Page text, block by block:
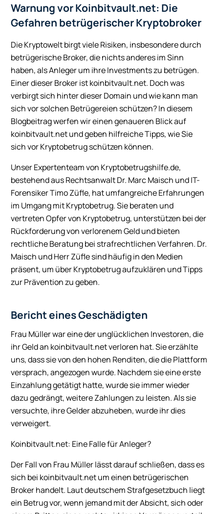
Warnung vor Koinbitvault.net: Die
Gefahren betrügerischer Kryptobroker
Die Kryptowelt birgt viele Risiken, insbesondere durch
betrügerische Broker, die nichts anderes im Sinn
haben, als Anleger um ihre Investments zu betrügen.
Einer dieser Broker ist koinbitvault.net. Doch was
verbirgt sich hinter dieser Domain und wie kann man
sich vor solchen Betrügereien schützen? In diesem
Blogbeitrag werfen wir einen genaueren Blick auf
koinbitvault.net und geben hilfreiche Tipps, wie Sie
sich vor Kryptobetrug schützen können.
Unser Expertenteam von Kryptobetrugshilfe.de,
bestehend aus Rechtsanwalt Dr. Marc Maisch und IT-
Forensiker Timo Züfle, hat umfangreiche Erfahrungen
im Umgang mit Kryptobetrug. Sie beraten und
vertreten Opfer von Kryptobetrug, unterstützen bei der
Rückforderung von verlorenem Geld und bieten
rechtliche Beratung bei strafrechtlichen Verfahren. Dr.
Maisch und Herr Züfle sind häufig in den Medien
präsent, um über Kryptobetrug aufzuklären und Tipps
zur Prävention zu geben.
Bericht eines Geschädigten
Frau Müller war eine der unglücklichen Investoren, die
ihr Geld an koinbitvault.net verloren hat. Sie erzählte
uns, dass sie von den hohen Renditen, die die Plattform
versprach, angezogen wurde. Nachdem sie eine erste
Einzahlung getätigt hatte, wurde sie immer wieder
dazu gedrängt, weitere Zahlungen zu leisten. Als sie
versuchte, ihre Gelder abzuheben, wurde ihr dies
verweigert.
Koinbitvault.net: Eine Falle für Anleger?
Der Fall von Frau Müller lässt darauf schließen, dass es
sich bei koinbitvault.net um einen betrügerischen
Broker handelt. Laut deutschem Strafgesetzbuch liegt
ein Betrug vor, wenn jemand mit der Absicht, sich oder